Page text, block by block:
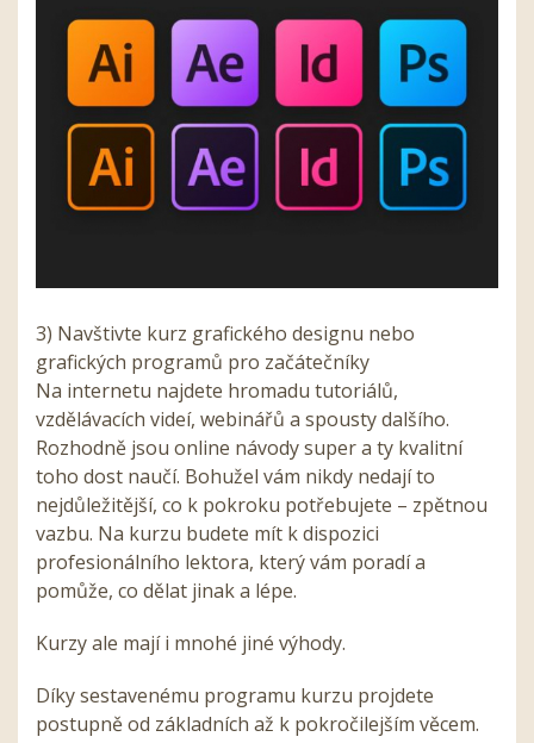
3) Navštivte kurz grafického designu nebo
grafických programů pro začátečníky
Na internetu najdete hromadu tutoriálů,
vzdělávacích videí, webinářů a spousty dalšího.
Rozhodně jsou online návody super a ty kvalitní
toho dost naučí. Bohužel vám nikdy nedají to
nejdůležitější, co k pokroku potřebujete – zpětnou
vazbu. Na kurzu budete mít k dispozici
profesionálního lektora, který vám poradí a
pomůže, co dělat jinak a lépe.
Kurzy ale mají i mnohé jiné výhody.
Díky sestavenému programu kurzu projdete
postupně od základních až k pokročilejším věcem.